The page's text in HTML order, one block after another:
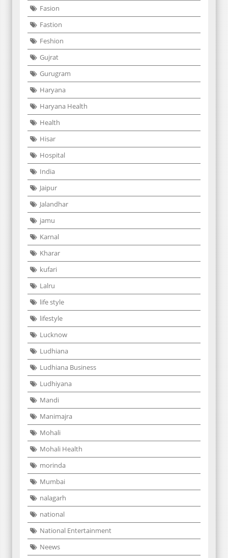
Fasion
Fastion
Feshion
Gujrat
Gurugram
Haryana
Haryana Health
Health
Hisar
Hospital
India
Jaipur
Jalandhar
jamu
Karnal
Kharar
kufari
Lalru
life style
lifestyle
Lucknow
Ludhiana
Ludhiana Business
Ludhiyana
Mandi
Manimajra
Mohali
Mohali Health
morinda
Mumbai
nalagarh
national
National Entertainment
Neews